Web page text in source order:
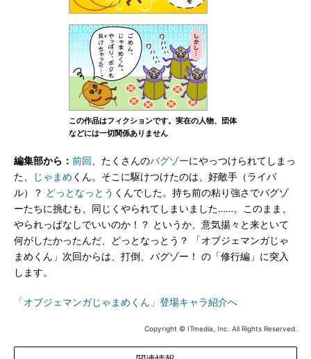
この作品はフィクションです。実在の人物、団体
などには一切関係ありません
編集部から： 前回 、たくさんのバグゾーにやっつけられてしまっ
た、
じゃまめ くん。そこに駆けつけたのは、好敵手（ライバ
ル）？ どっとなっとう くんでした。持ち前の粘り強さでバグゾ
ーたちに挑むも、同じくやられてしまいました……。このまま、
やられっぱなしでいいのか！？ というか、意気揚々と来といて
何がしたかったんだ、どっとなっとう？ 「オブジェマンガじゃ
まめくん」次回からは、打倒、バグゾー！ の「修行編」に突入
します。
「オブジェマンガじゃまめくん」登場キャラ紹介へ
Copyright © ITmedia, Inc. All Rights Reserved.